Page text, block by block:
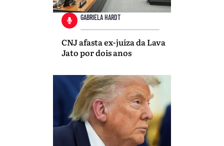
GABRIELA HARDT
CNJ afasta ex-juíza da Lava
Jato por dois anos